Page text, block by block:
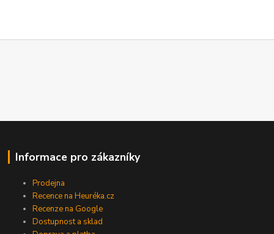
Informace pro zákazníky
Prodejna
Recence na Heuréka.cz
Recenze na Google
Dostupnost a sklad